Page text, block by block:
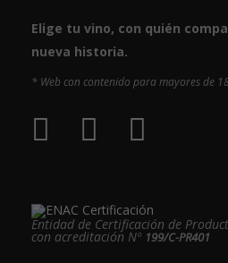
Elige tu vino, con quién
nueva historia.
* Web con contenido para mayores de
Entidad de Certificación de
con acreditación Nº 199/C-PR401